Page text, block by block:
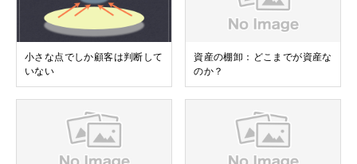
小さな点でしか顧客は判断して
いない
資産の棚卸：どこまでが資産な
のか？